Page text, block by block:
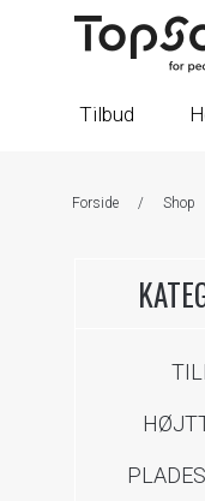
Tilbud
Forside / Shop